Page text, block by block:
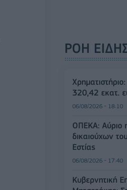
ΡΟΗ
320,42 εκατ.
06/08/2026 - 18:10
ΟΠΕΚΑ: Αύριο
δικαιούχων
Εστίας
06/08/2026 - 17:40
Κυβερνητική